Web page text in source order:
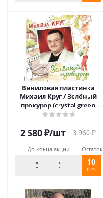
Виниловая пластинка
Михаил Круг / Зелёный
прокурор (crystal green
vinyl) (lp)
2 580 ₽/шт 3 960₽
До конца акции Остаток
10
шт.